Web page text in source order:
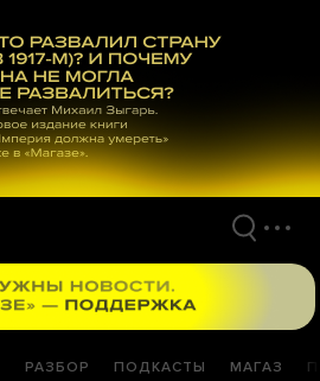
РАЗБОР ПОДКАСТЫ МАГАЗ